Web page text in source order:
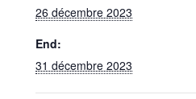
26 décembre 2023
End:
31 décembre 2023